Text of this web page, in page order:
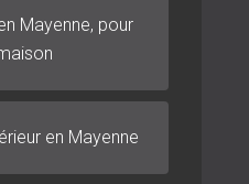
Mayenne, pour
en Mayenne